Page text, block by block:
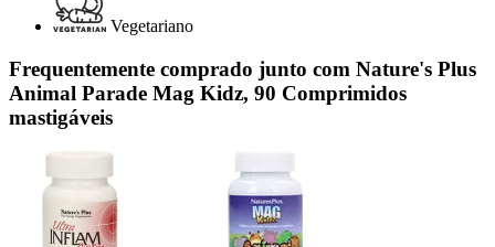
Vegetariano
Frequentemente comprado junto com Nature's Plus
Animal Parade Mag Kidz, 90 Comprimidos
mastigáveis